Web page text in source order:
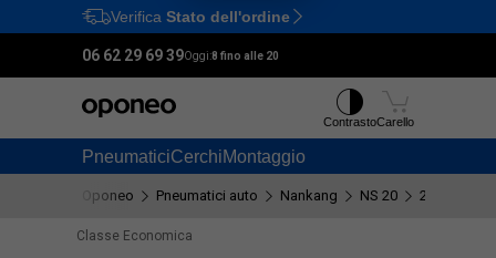
Ctrl M
Verifica Stato dell'ordine
06 62 29 69 39Oggi:8 fino alle 20
PneumaticiCerchiMontaggio
ContrastoCarello
Oponeo Pneumatici auto Nankang NS 20 225/45 R18
Classe Economica